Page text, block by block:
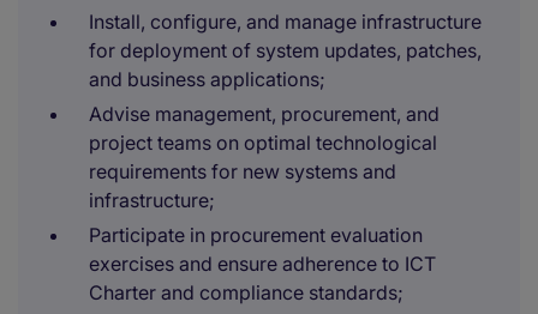
Install, configure, and manage infrastructure
for deployment of system updates, patches,
and business applications;
Advise management, procurement, and
project teams on optimal technological
requirements for new systems and
infrastructure;
Participate in procurement evaluation
exercises and ensure adherence to ICT
Charter and compliance standards;